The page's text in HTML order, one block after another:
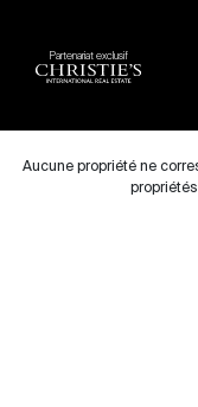
Partenariat exclusif
Aucune propriété ne